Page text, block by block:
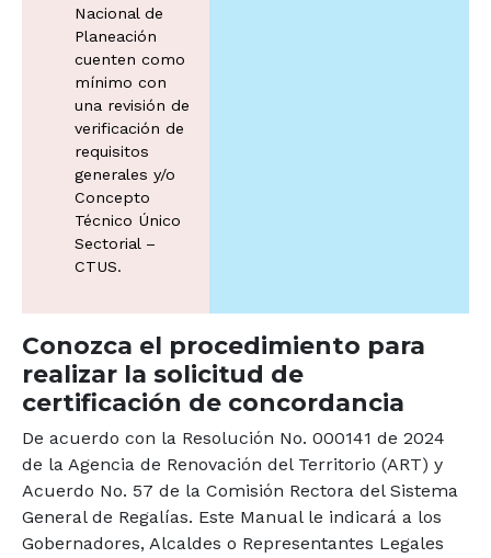
Nacional de
Planeación
cuenten como
mínimo con
una revisión de
verificación de
requisitos
generales y/o
Concepto
Técnico Único
Sectorial –
CTUS.
Conozca el procedimiento para
realizar la solicitud de
certificación de concordancia
De acuerdo con la Resolución No. 000141 de 2024
de la Agencia de Renovación del Territorio (ART) y
Acuerdo No. 57 de la Comisión Rectora del Sistema
General de Regalías. Este Manual le indicará a los
Gobernadores, Alcaldes o Representantes Legales